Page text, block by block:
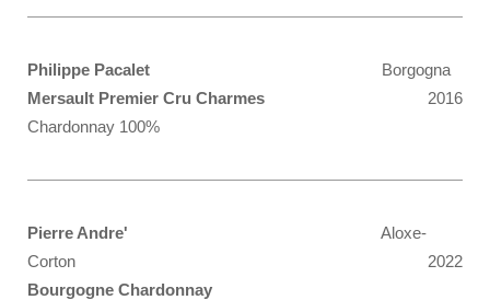
Philippe Pacalet
Borgogna
2016
Mersault Premier Cru Charmes
Chardonnay 100%
Pierre Andre'
Aloxe-
Corton
2022
Bourgogne Chardonnay